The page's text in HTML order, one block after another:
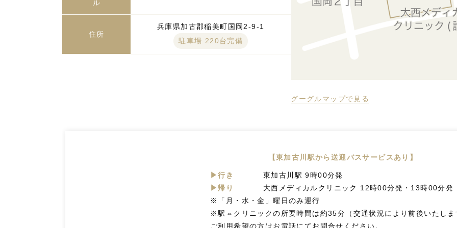
ル
住所
兵庫県加古郡稲美町国岡2-9-1
駐車場 220台完備
グーグルマップで見る
【東加古川駅から送迎バスサービスあり】
▶行き
東加古川駅 9時00分発
▶帰り
大西メディカルクリニック 12時00分発・13時00分発
※「月・水・金」曜日のみ運行
※駅⇔クリニックの所要時間は約35分（交通状況により前後いたしま
ご利用希望の方はお電話にてお問合せください。